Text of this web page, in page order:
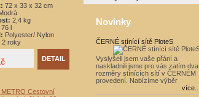
72 x 33 x 32 cm
2,4 kg
76 l
Polyester/ Nylon
2 roky
DETAIL
METRO Cestovní
Novinky
ČERNÉ stínící sítě PloteS
Vyslyšeli jsem vaše přání a
naskladnili jsme pro vás zatím dva
rozměry stínících sítí v ČERNÉM
provedení. Nabízíme výběr
více...